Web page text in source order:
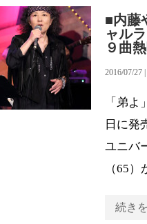
■内藤
ャル
９曲
2016/07/27 |
「弟
日に発
ユニバ
（65
続き